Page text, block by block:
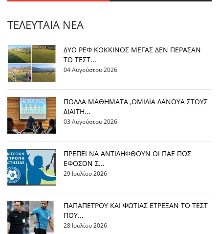
ΤΕΛΕΥΤΑΊΑ ΝΈΑ
ΔΥΟ ΡΕΦ ΚΟΚΚΙΝΟΣ ΜΕΓΑΣ ΔΕΝ ΠΕΡΑΣΑΝ
ΤΟ ΤΕΣΤ...
04 Αυγούστου 2026
ΠΟΛΛΑ ΜΑΘΗΜΑΤΑ ,ΟΜΙΛΙΑ ΛΑΝΟΥΑ ΣΤΟΥΣ
ΔΙΑΙΤΗ...
03 Αυγούστου 2026
ΠΡΕΠΕΙ ΝΑ ΑΝΤΙΛΗΦΘΟΥΝ ΟΙ ΠΑΕ ΠΩΣ
ΕΦΟΣΟΝ Σ...
29 Ιουλίου 2026
ΠΑΠΑΠΕΤΡΟΥ ΚΑΙ ΦΩΤΙΑΣ ΕΤΡΕΞΑΝ ΤΟ ΤΕΣΤ
ΠΟΥ...
28 Ιουλίου 2026